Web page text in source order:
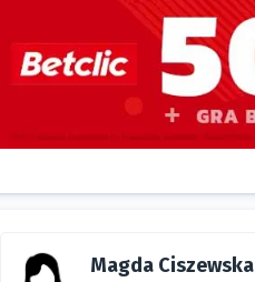
Magda Ciszewska